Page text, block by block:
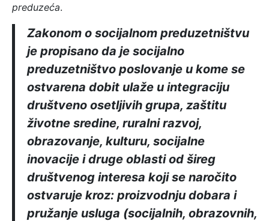
preduzeća.
Zakonom o socijalnom preduzetništvu
je propisano da je socijalno
preduzetništvo poslovanje u kome se
ostvarena dobit ulaže u integraciju
društveno osetljivih grupa, zaštitu
životne sredine, ruralni razvoj,
obrazovanje, kulturu, socijalne
inovacije i druge oblasti od šireg
društvenog interesa koji se naročito
ostvaruje kroz: proizvodnju dobara i
pružanje usluga (socijalnih, obrazovnih,